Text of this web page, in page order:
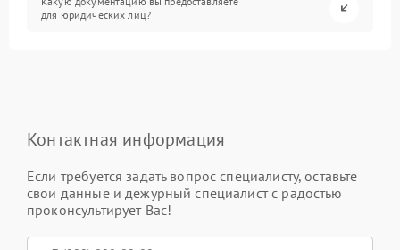
для юридических лиц?
Контактная информация
Если требуется задать вопрос специалисту, оставьте
свои данные и дежурный специалист с радостью
проконсультирует Вас!